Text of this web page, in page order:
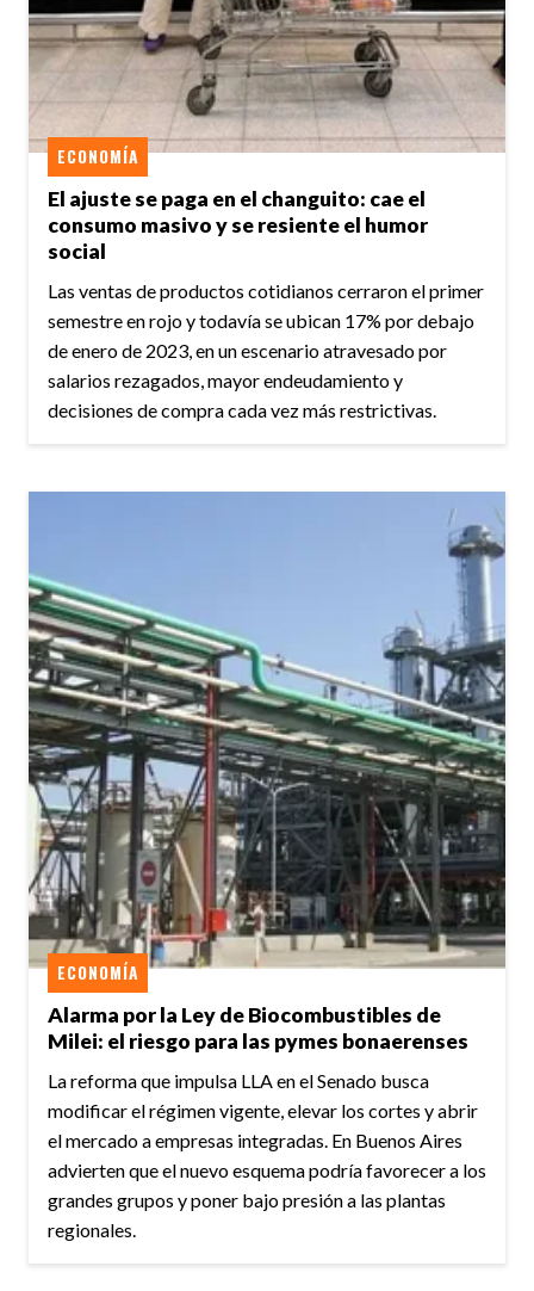
El ajuste se paga en el changuito: cae el
consumo masivo y se resiente el humor
social
ECONOMÍA
Las ventas de productos cotidianos cerraron el primer
semestre en rojo y todavía se ubican 17% por debajo
de enero de 2023, en un escenario atravesado por
salarios rezagados, mayor endeudamiento y
decisiones de compra cada vez más restrictivas.
Alarma por la Ley de Biocombustibles de
Milei: el riesgo para las pymes bonaerenses
ECONOMÍA
La reforma que impulsa LLA en el Senado busca
modificar el régimen vigente, elevar los cortes y abrir
el mercado a empresas integradas. En Buenos Aires
advierten que el nuevo esquema podría favorecer a los
grandes grupos y poner bajo presión a las plantas
regionales.